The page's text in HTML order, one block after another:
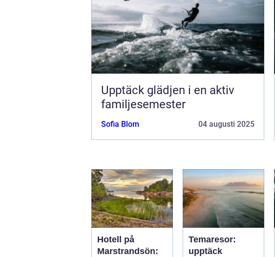
Upptäck glädjen i en aktiv
familjesemester
Sofia Blom 04 augusti 2025
Hotell på
Marstrandsön:
Temaresor:
upptäck